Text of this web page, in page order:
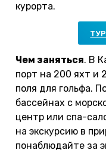
курорта.
Чем заняться. В
порт на 200 яхт и
поля для гольфа.
бассейнах с
центр или спа-
на экскурсию в
понаблюдайте за